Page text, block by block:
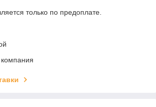
только по предоплате.